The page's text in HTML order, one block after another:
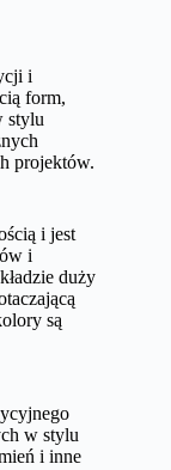
i
form,
stylu
projektów.
i jest
i
duży
są
w stylu
i inne